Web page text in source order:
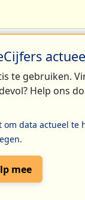
te gebruiken.
Help ons
om data actueel te
mee